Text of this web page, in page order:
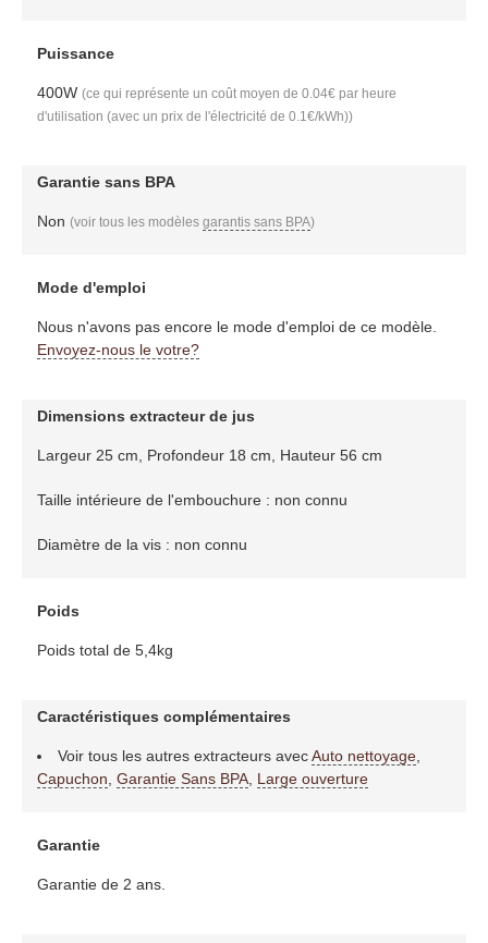
Puissance
400W (ce qui représente un coût moyen de 0.04€ par heure
d'utilisation (avec un prix de l'électricité de 0.1€/kWh))
Garantie sans BPA
Non (voir tous les modèles garantis sans BPA)
Mode d'emploi
Nous n'avons pas encore le mode d'emploi de ce modèle.
Envoyez-nous le votre?
Dimensions extracteur de jus
Largeur 25 cm, Profondeur 18 cm, Hauteur 56 cm
Taille intérieure de l'embouchure : non connu
Diamètre de la vis : non connu
Poids
Poids total de 5,4kg
Caractéristiques complémentaires
Voir tous les autres extracteurs avecAuto nettoyage,
Capuchon Garantie Sans BPA, Large ouverture
Garantie
Garantie de 2 ans.